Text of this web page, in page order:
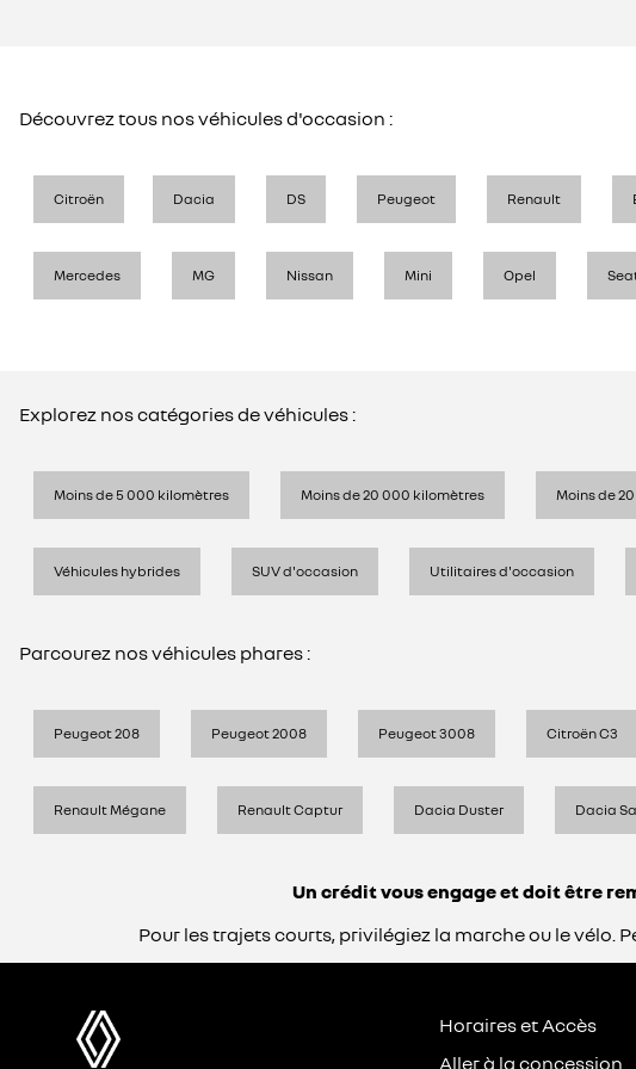
Découvrez tous nos véhicules d'occasion :
Citroën Dacia DS Peugeot Renault
Mercedes MG Nissan Mini Opel
Explorez nos catégories de véhicules :
Moins de 5 000 kilomètres Moins de 20 000 kilomètres Moins de
Véhicules hybrides SUV d'occasion Utilitaires d'occasion
Parcourez nos véhicules phares :
Peugeot 208 Peugeot 2008 Peugeot 3008 Citroën C3
Renault Mégane Renault Captur Dacia Duster Dacia
Un crédit vous engage et doit être
Pour les trajets courts, privilégiez la marche ou le vélo.
Horaires et Accès
Aller à la concession